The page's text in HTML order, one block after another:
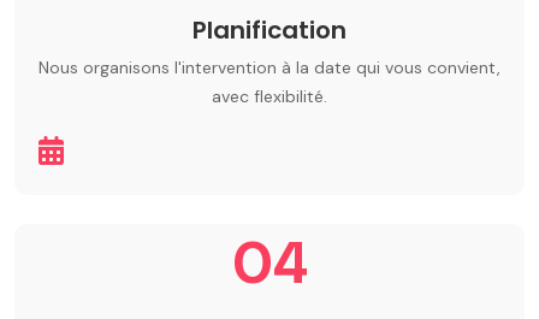
Planification
Nous organisons l'intervention à la date qui vous convient,
avec flexibilité.
04